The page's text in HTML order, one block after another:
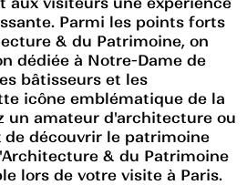
Parmi les points forts
& du Patrimoine, on
dédiée à Notre-Dame de
bâtisseurs et les
icône emblématique de la
un amateur d'architecture ou
découvrir le patrimoine
& du Patrimoine
lors de votre visite à Paris.